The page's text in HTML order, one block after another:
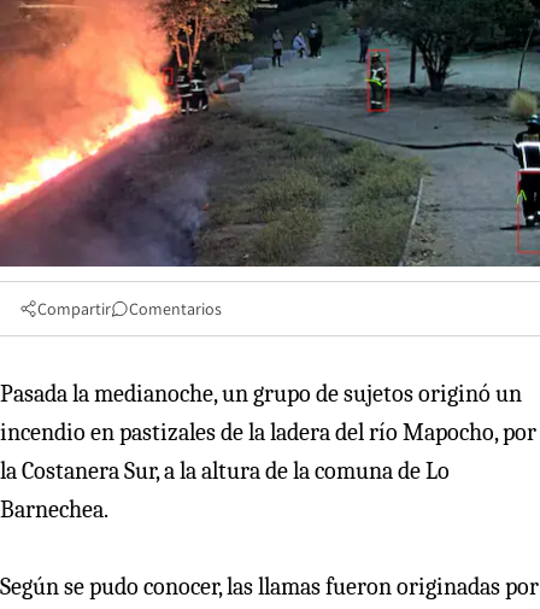
Compartir Comentarios
Pasada la medianoche, un grupo de sujetos originó un
incendio en pastizales de la ladera del río Mapocho, por
la Costanera Sur, a la altura de la comuna de Lo
Barnechea.
Según se pudo conocer, las llamas fueron originadas por